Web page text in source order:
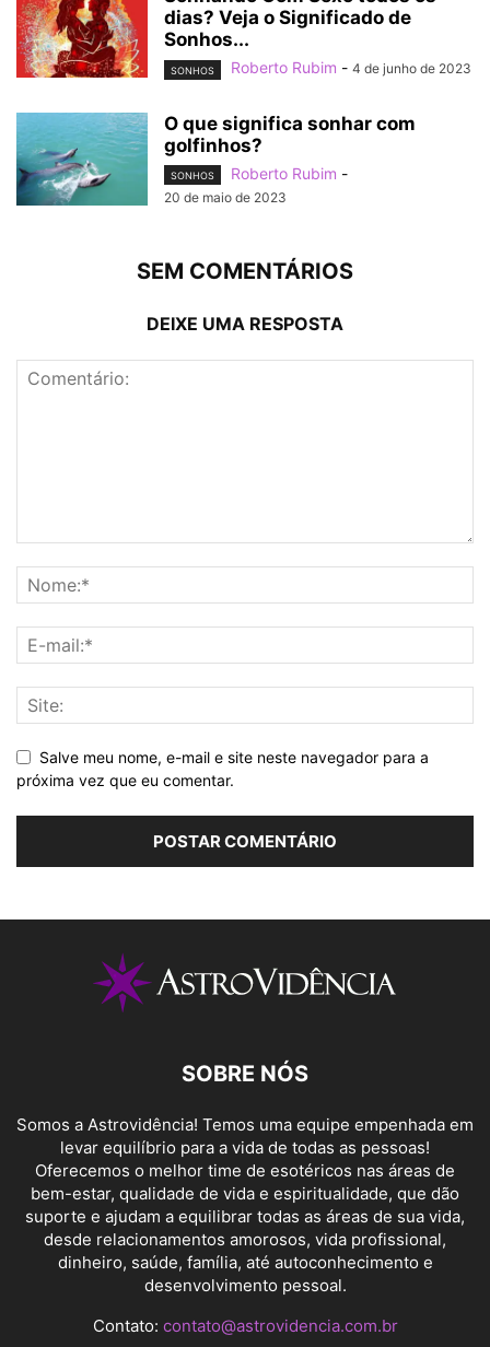
dias? Veja o Significado de
Sonhos...
SONHOS Roberto Rubim - 4 de junho de 2023
O que significa sonhar com
golfinhos?
SONHOS Roberto Rubim -
20 de maio de 2023
SEM COMENTÁRIOS
DEIXE UMA RESPOSTA
Salve meu nome, e-mail e site neste navegador para a
próxima vez que eu comentar.
SOBRE NÓS
Somos a Astrovidência! Temos uma equipe empenhada em
levar equilíbrio para a vida de todas as pessoas!
Oferecemos o melhor time de esotéricos nas áreas de
bem-estar, qualidade de vida e espiritualidade, que dão
suporte e ajudam a equilibrar todas as áreas de sua vida,
desde relacionamentos amorosos, vida profissional,
dinheiro, saúde, família, até autoconhecimento e
desenvolvimento pessoal.
Contato: contato@astrovidencia.com.br